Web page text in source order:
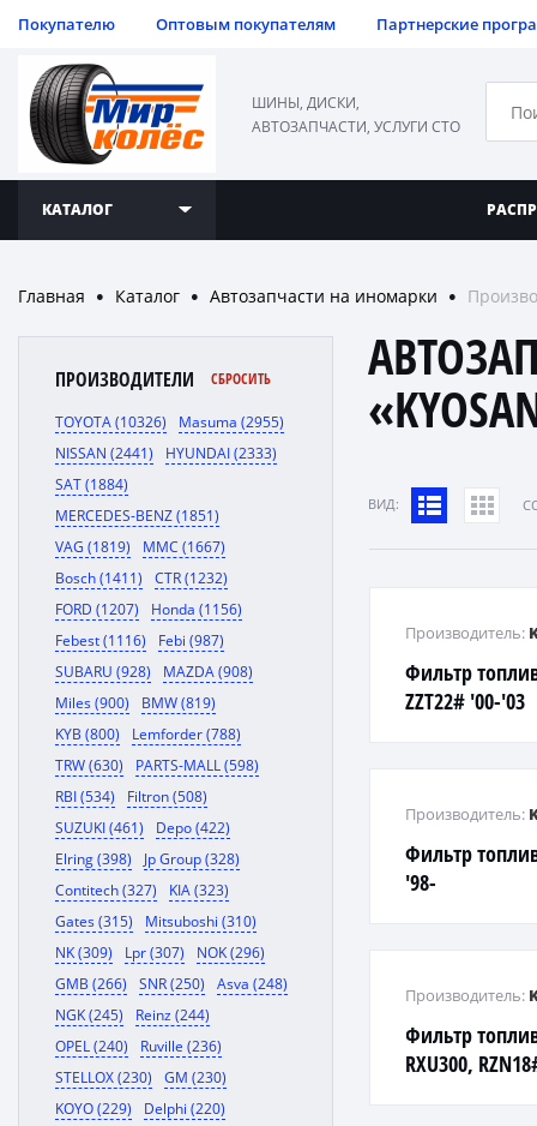
Покупателю Оптовым покупателям Партнерские
ШИНЫ, ДИСКИ,
АВТОЗАПЧАСТИ, УСЛУГИ СТО
КАТАЛОГ
Главная ● Каталог ● Автозапчасти на иномарки ●
ПРОИЗВОДИТЕЛИ СБРОСИТЬ
TOYOTA (10326)
Masuma (2955)
NISSAN (2441)
HYUNDAI (2333)
SAT (1884)
MERCEDES-BENZ (1851)
VAG (1819)
MMC (1667)
Bosch (1411)
CTR (1232)
FORD (1207)
Honda (1156)
Febest (1116)
Febi (987)
SUBARU (928)
MAZDA (908)
Miles (900)
BMW (819)
KYB (800)
Lemforder (788)
TRW (630)
PARTS-MALL (598)
RBI (534)
Filtron (508)
SUZUKI (461)
Depo (422)
Elring (398)
Jp Group (328)
Contitech (327)
KIA (323)
Gates (315)
Mitsuboshi (310)
NK (309)
Lpr (307)
NOK (296)
GMB (266)
SNR (250)
Asva (248)
NGK (245)
Reinz (244)
OPEL (240)
Ruville (236)
STELLOX (230)
GM (230)
KOYO (229)
Delphi (220)
ВИД:
Фильтр
ZZT22# '00-'03
Производитель:
Фильтр
'98-
Производитель:
Фильтр
RXU300,
Производитель: